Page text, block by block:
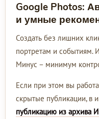
Google Photos:
и умные
Создать без лишних
портретам и событиям.
Минус – минимум
Если при этом вы
скрытые публикации, в
публикацию из архива